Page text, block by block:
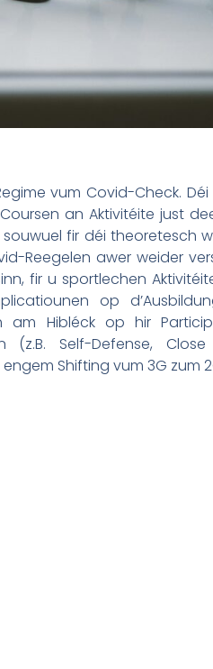
vum Covid-Check.
an Aktivitéite just
fir déi theoretesch
Reegelen awer weider
fir u sportlechen
op
am Hibléck op hir
(z.B. Self-Defense,
Shifting vum 3G zum